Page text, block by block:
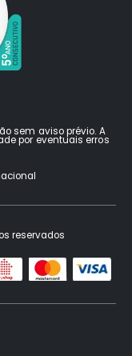
sem aviso prévio. A
por eventuais erros
reservados